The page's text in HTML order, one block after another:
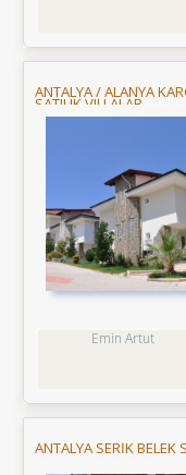
ANTALYA / ALANYA
SATILIK VILLALAR.
Emin Artut
ANTALYA SERİK